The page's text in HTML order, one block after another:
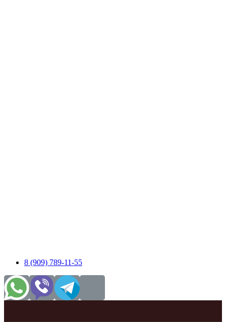
8 (909) 789-11-55